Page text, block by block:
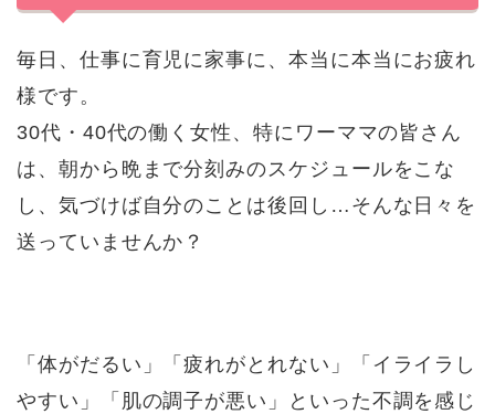
毎日、仕事に育児に家事に、本当に本当にお疲れ
様です。
30代・40代の働く女性、特にワーママの皆さん
は、朝から晩まで分刻みのスケジュールをこな
し、気づけば自分のことは後回し…そんな日々を
送っていませんか？
「体がだるい」「疲れがとれない」「イライラし
やすい」「肌の調子が悪い」といった不調を感じ